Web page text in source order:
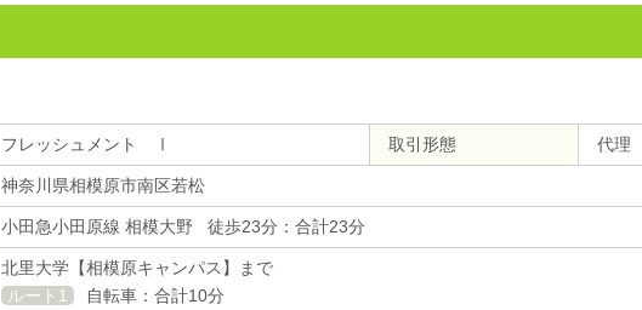
フレッシュメント Ⅰ 取引形態 代理
神奈川県相模原市南区若松
小田急小田原線 相模大野 徒歩23分：合計23分
北里大学【相模原キャンパス】まで
ルート1
自転車：合計10分